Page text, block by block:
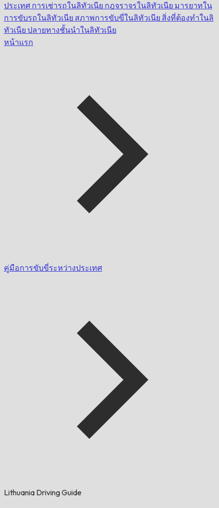
ประเทศ การเช่ารถในลิทัวเนีย กฎจราจรในลิทัวเนีย มารยาทใน
การขับรถในลิทัวเนีย สภาพการขับขี่ในลิทัวเนีย สิ่งที่ต้องทำในลิ
ทัวเนีย ปลายทางชั้นนำในลิทัวเนีย
หน้าแรก
คู่มือการขับขี่ระหว่างประเทศ
Lithuania Driving Guide